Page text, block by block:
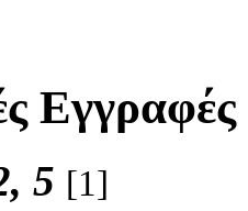
Εγγραφές
5 [1]